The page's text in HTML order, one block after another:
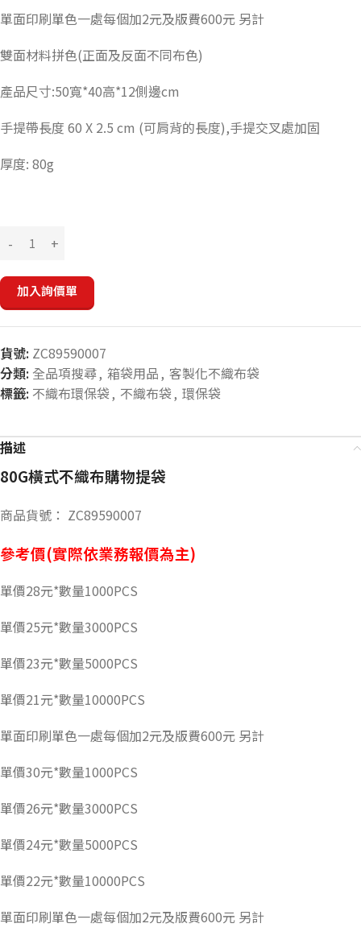
單面印刷單色一處每個加2元及版費600元 另計
雙面材料拼色(正面及反面不同布色)
產品尺寸:50寬*40高*12側邊cm
手提帶長度 60 X 2.5 cm (可肩背的長度),手提交叉處加固
厚度: 80g
加入詢價單
貨號: ZC89590007
分類: 全品項搜尋, 箱袋用品 , 客製化不織布袋
標籤: 不織布環保袋 , 不織布袋 , 環保袋
描述
80G橫式不織布購物提袋
商品貨號： ZC89590007
參考價(實際依業務報價為主)
單價28元*數量1000PCS
單價25元*數量3000PCS
單價23元*數量5000PCS
單價21元*數量10000PCS
單面印刷單色一處每個加2元及版費600元 另計
單價30元*數量1000PCS
單價26元*數量3000PCS
單價24元*數量5000PCS
單價22元*數量10000PCS
單面印刷單色一處每個加2元及版費600元 另計